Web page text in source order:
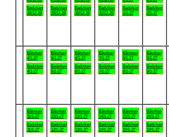
Badviken
28/12-26
Badviken
29/12-26
Badviken
30/12-26
Badviken
31/12-26
Badviken
1/1-27
Badviken
2/1-27
Båtviken
4/1-27
Badviken
4/1-27
Båtviken
5/1-27
Badviken
5/1-27
Båtviken
6/1-27
Badviken
6/1-27
Båtviken
7/1-27
Badviken
7/1-27
Båtviken
8/1-27
Badviken
8/1-27
Båtviken
9/1-27
Badviken
9/1-27
Båtviken
11/1-27
Badviken
11/1-27
Båtviken
12/1-27
Badviken
12/1-27
Båtviken
13/1-27
Badviken
13/1-27
Båtviken
14/1-27
Badviken
14/1-27
Båtviken
15/1-27
Badviken
15/1-27
Båtviken
16/1-27
Badviken
16/1-27